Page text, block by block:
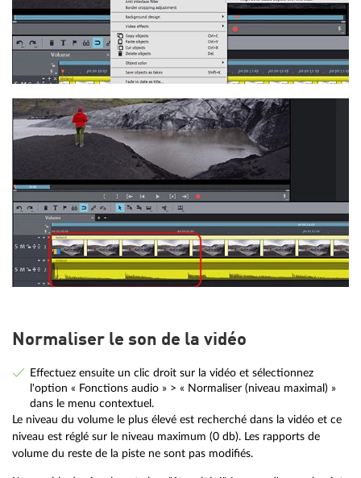
Normaliser le son de la vidéo
Effectuez ensuite un clic droit sur la vidéo et sélectionnez
l'option « Fonctions audio » > « Normaliser (niveau maximal) »
dans le menu contextuel.
Le niveau du volume le plus élevé est recherché dans la vidéo et ce
niveau est réglé sur le niveau maximum (0 db). Les rapports de
volume du reste de la piste ne sont pas modifiés.